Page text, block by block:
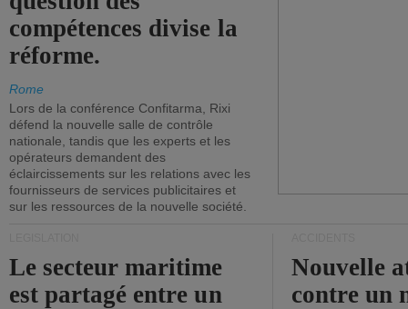
compétences divise la
réforme.
Rome
Lors de la conférence Confitarma, Rixi
défend la nouvelle salle de contrôle
nationale, tandis que les experts et les
opérateurs demandent des
éclaircissements sur les relations avec les
fournisseurs de services publicitaires et
sur les ressources de la nouvelle société.
Le secteur maritime
est partagé entre un
Nouvelle
contre un